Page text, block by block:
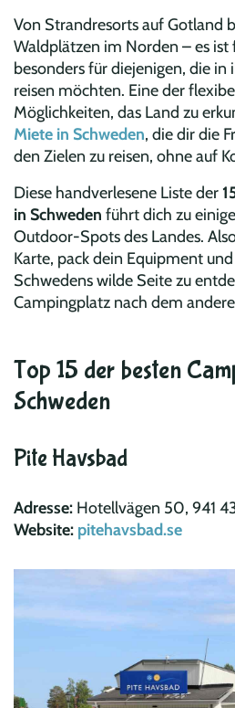
Von Strandresorts auf Gotland
Waldplätzen im Norden – es ist
besonders für diejenigen, die
reisen möchten. Eine der
Möglichkeiten, das Land zu
Miete in Schweden, die dir die
den Zielen zu reisen, ohne auf
Diese handverlesene Liste der
in Schweden führt dich zu
Outdoor-Spots des Landes.
Karte, pack dein Equipment
Schwedens wilde Seite zu
Campingplatz nach dem
Top 15 der besten
Schweden
Pite Havsbad
Adresse: Hotellvägen 50, 941
Website: pitehavsbad.se